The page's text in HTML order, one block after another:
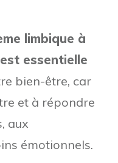
limbique à
essentielle
bien-être, car
et à répondre
aux
émotionnels.